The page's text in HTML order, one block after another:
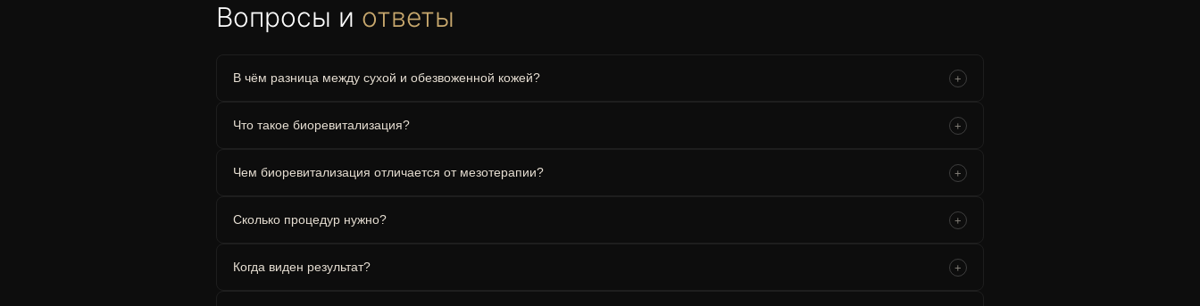
Вопросы и ответы
В чём разница между сухой и обезвоженной кожей? +
Что такое биоревитализация? +
Чем биоревитализация отличается от мезотерапии? +
Сколько процедур нужно? +
Когда виден результат? +